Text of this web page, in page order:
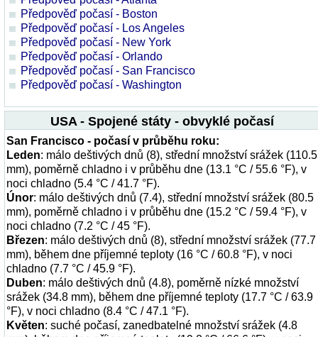
Předpověď počasí - Boston
Předpověď počasí - Los Angeles
Předpověď počasí - New York
Předpověď počasí - Orlando
Předpověď počasí - San Francisco
Předpověď počasí - Washington
USA - Spojené státy - obvyklé počasí
San Francisco - počasí v průběhu roku:
Leden: málo deštivých dnů (8), střední množství srážek (110.5
mm), poměrně chladno i v průběhu dne (13.1 °C / 55.6 °F), v
noci chladno (5.4 °C / 41.7 °F).
Únor: málo deštivých dnů (7.4), střední množství srážek (80.5
mm), poměrně chladno i v průběhu dne (15.2 °C / 59.4 °F), v
noci chladno (7.2 °C / 45 °F).
Březen: málo deštivých dnů (8), střední množství srážek (77.7
mm), během dne příjemné teploty (16 °C / 60.8 °F), v noci
chladno (7.7 °C / 45.9 °F).
Duben: málo deštivých dnů (4.8), poměrně nízké množství
srážek (34.8 mm), během dne příjemné teploty (17.7 °C / 63.9
°F), v noci chladno (8.4 °C / 47.1 °F).
Květen: suché počasí, zanedbatelné množství srážek (4.8